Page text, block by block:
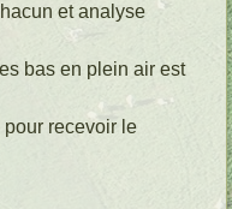
et analyse
bas en plein air est
recevoir le